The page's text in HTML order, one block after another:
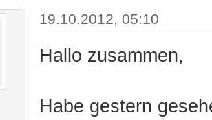
19.10.2012, 05:10
Hallo zusammen,
Habe gestern